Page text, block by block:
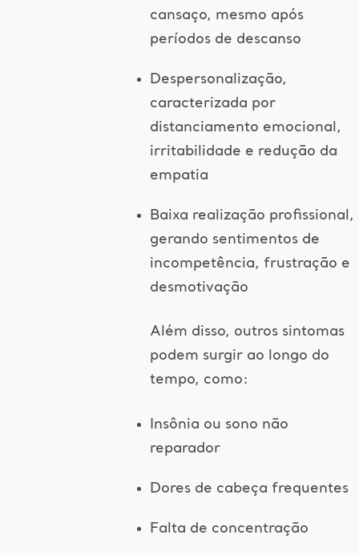
cansaço, mesmo após
períodos de descanso
Despersonalização,
caracterizada por
distanciamento emocional,
irritabilidade e redução da
empatia
Baixa realização profissional,
gerando sentimentos de
incompetência, frustração e
desmotivação
Além disso, outros sintomas
podem surgir ao longo do
tempo, como:
Insônia ou sono não
reparador
Dores de cabeça frequentes
Falta de concentração